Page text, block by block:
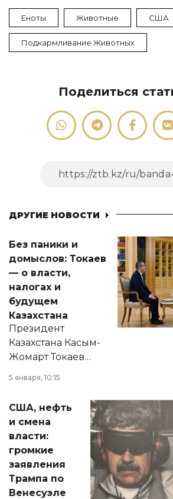
Еноты Животные США
Подкармливание Животных
Поделиться
ДРУГИЕ НОВОСТИ
Без паники и
домыслов: Токаев
— о власти,
налогах и
будущем
Казахстана
Президент
Казахстана Касым-
Жомарт Токаев
сразу несколько
актуальных тем —
от слухов о
политических
реформах до
вопросов армии,
экономики и
личного здоровья.
5 января, 10:15
США, нефть
и смена
власти:
громкие
заявления
Трампа по
Венесуэле